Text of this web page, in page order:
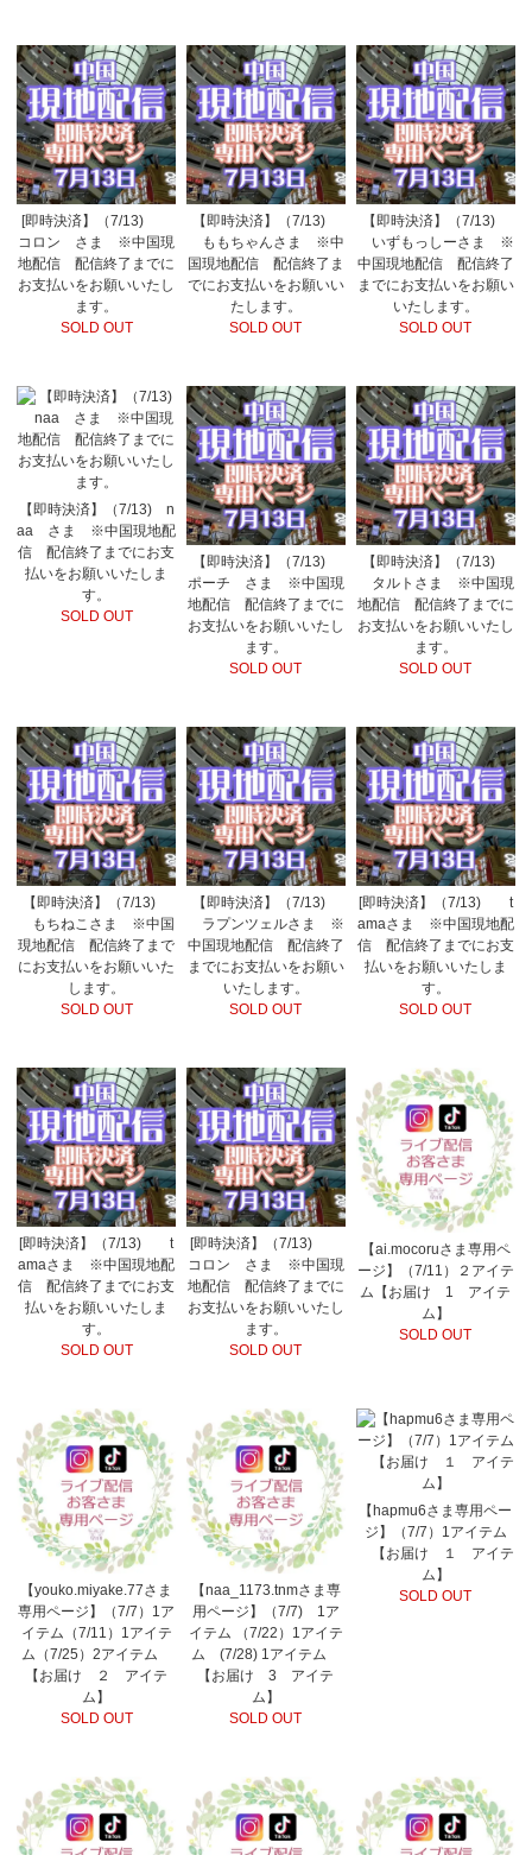
[即時決済】（7/13)
コロン さま ※中国現
地配信 配信終了までに
お支払いをお願いいたし
ます。
SOLD OUT
【即時決済】（7/13)
ももちゃんさま ※中
国現地配信 配信終了ま
でにお支払いをお願いい
たします。
SOLD OUT
【即時決済】（7/13)
いずもっしーさま ※
中国現地配信 配信終了
までにお支払いをお願い
いたします。
SOLD OUT
【即時決済】（7/13) n
aa さま ※中国現地配
信 配信終了までにお支
払いをお願いいたしま
す。
SOLD OUT
【即時決済】（7/13)
ポーチ さま ※中国現
地配信 配信終了までに
お支払いをお願いいたし
ます。
SOLD OUT
【即時決済】（7/13)
タルトさま ※中国現
地配信 配信終了までに
お支払いをお願いいたし
ます。
SOLD OUT
【即時決済】（7/13)
もちねこさま ※中国
現地配信 配信終了まで
にお支払いをお願いいた
します。
SOLD OUT
【即時決済】（7/13)
ラプンツェルさま ※
中国現地配信 配信終了
までにお支払いをお願い
いたします。
SOLD OUT
[即時決済】（7/13) t
amaさま ※中国現地配
信 配信終了までにお支
払いをお願いいたしま
す。
SOLD OUT
[即時決済】（7/13) t
amaさま ※中国現地配
信 配信終了までにお支
払いをお願いいたしま
す。
SOLD OUT
[即時決済】（7/13)
コロン さま ※中国現
地配信 配信終了までに
お支払いをお願いいたし
ます。
SOLD OUT
【ai.mocoruさま専用ペ
ージ】（7/11）２アイテ
ム【お届け 1 アイテ
ム】
SOLD OUT
【youko.miyake.77さま
専用ページ】（7/7）1ア
イテム（7/11）1アイテ
ム（7/25）2アイテム
【お届け ２ アイテ
ム】
SOLD OUT
【naa_1173.tnmさま専
用ページ】（7/7) 1ア
イテム （7/22）1アイテ
ム (7/28) 1アイテム
【お届け 3 アイテ
ム】
SOLD OUT
【hapmu6さま専用ペー
ジ】（7/7）1アイテム
【お届け １ アイテ
ム】
SOLD OUT